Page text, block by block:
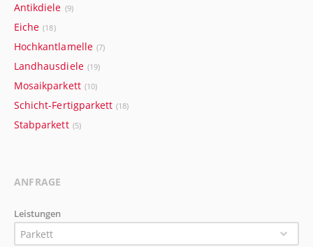
Antikdiele (9)
Eiche (18)
Hochkantlamelle (7)
Landhausdiele (19)
Mosaikparkett (10)
Schicht-Fertigparkett (18)
Stabparkett (5)
ANFRAGE
Leistungen
Parkett